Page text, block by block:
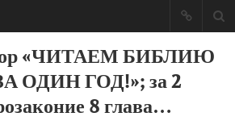
«ЧИТАЕМ БИБЛИЮ
ОДИН ГОД!»; за 2
8 глава…